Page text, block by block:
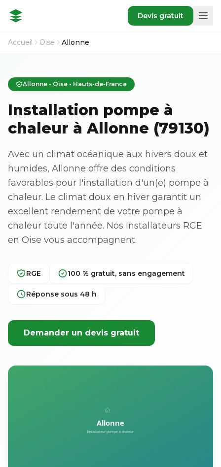
Devis gratuit
Accueil Oise Allonne
Allonne • Oise • Hauts-de-France
Installation pompe à
chaleur à Allonne (79130)
Avec un climat océanique aux hivers doux et
humides, Allonne offre des conditions
favorables pour l'installation d'un(e) pompe à
chaleur. Le climat doux en hiver garantit un
excellent rendement de votre pompe à
chaleur toute l'année. Nos installateurs RGE
en Oise vous accompagnent.
RGE 100 % gratuit, sans engagement
Réponse sous 48 h
Demander un devis gratuit